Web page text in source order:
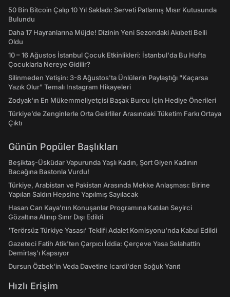
50 Bin Bitcoin Çalıp 10 Yıl Sakladı: Serveti Patlamış Mısır Kutusunda
Bulundu
Daha 17 Hayranlarına Müjde! Dizinin Yeni Sezondaki Akıbeti Belli
Oldu
10 – 16 Ağustos İstanbul Çocuk Etkinlikleri: İstanbul'da Bu Hafta
Çocuklarla Nereye Gidilir?
Silinmeden Yetişin: 3-8 Ağustos'ta Ünlülerin Paylaştığı "Kaçarsa
Yazık Olur" Temalı Instagram Hikayeleri
Zodyak'ın En Mükemmeliyetçisi Başak Burcu İçin Hediye Önerileri
Türkiye’de Zenginlerle Orta Gelirliler Arasındaki Tüketim Farkı Ortaya
Çıktı
Günün Popüler Başlıkları
Beşiktaş-Üsküdar Vapurunda Yaşlı Kadın, Şort Giyen Kadının
Bacağına Bastonla Vurdu!
Türkiye, Arabistan ve Pakistan Arasında Mekke Anlaşması: Birine
Yapılan Saldırı Hepsine Yapılmış Sayılacak
Hasan Can Kaya’nın Konuşanlar Programına Katılan Seyirci
Gözaltına Alınıp Sınır Dışı Edildi
‘Terörsüz Türkiye Yasası’ Teklifi Adalet Komisyonu'nda Kabul Edildi
Gazeteci Fatih Atik'ten Çarpıcı İddia: Çerçeve Yasa Selahattin
Demirtaş'ı Kapsıyor
Dursun Özbek'in Veda Davetine Icardi'den Soğuk Yanıt
Hızlı Erişim